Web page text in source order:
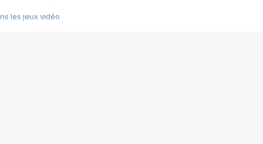
les jeux vidéo